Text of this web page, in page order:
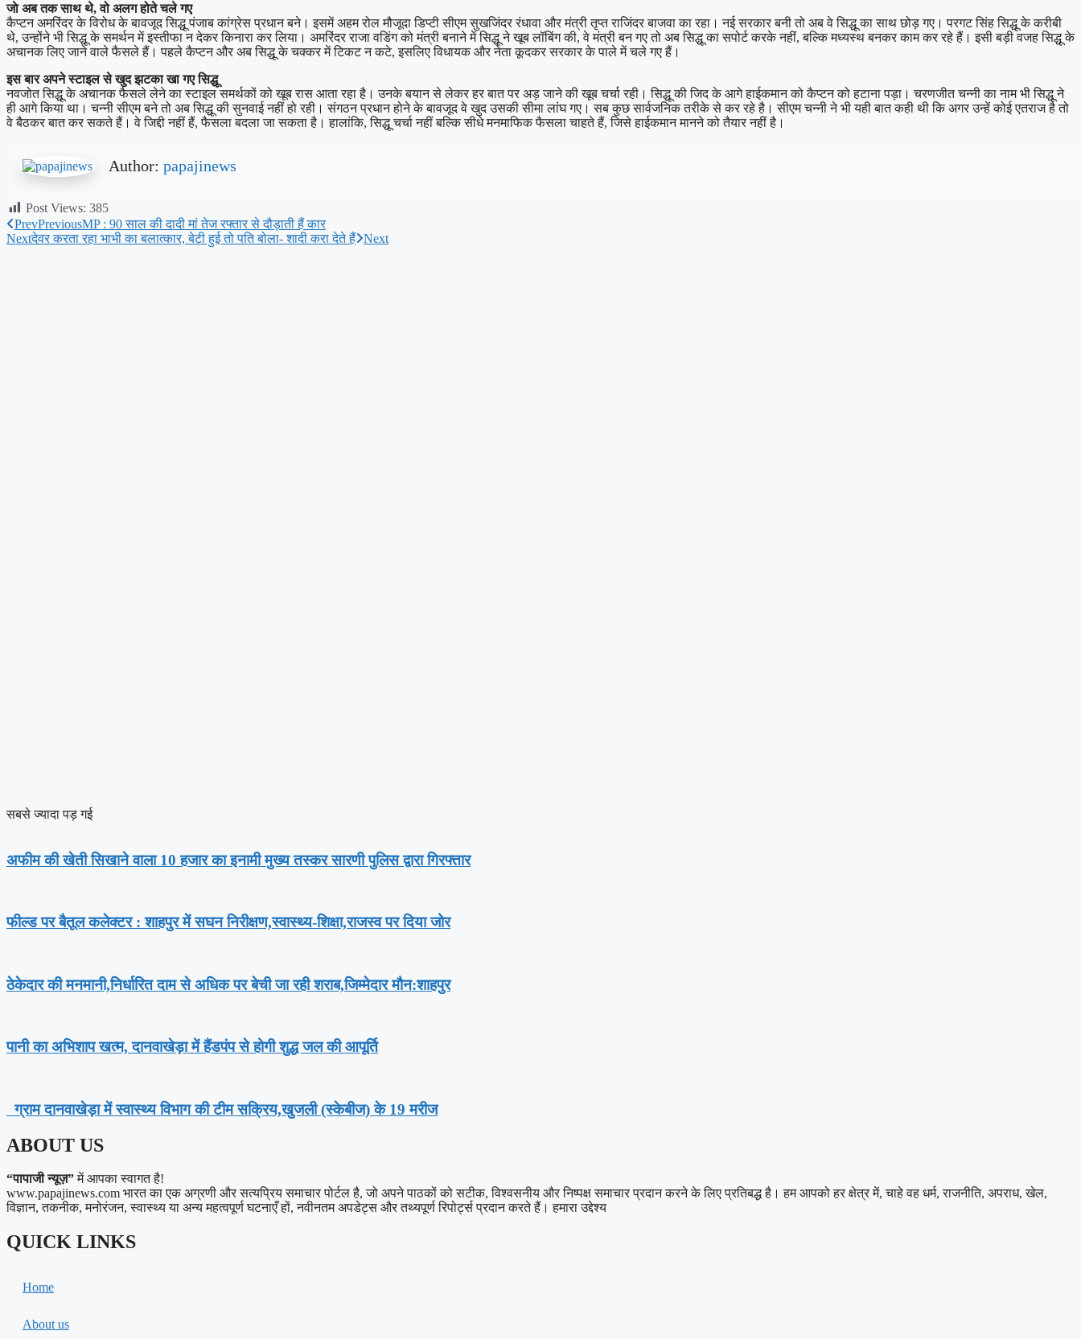
जाे अब तक साथ थे, वो अलग होते चले गए
कैप्टन अमरिंदर के विरोध के बावजूद सिद्धू पंजाब कांग्रेस प्रधान बने। इसमें अहम रोल मौजूदा डिप्टी सीएम सुखजिंदर रंधावा और मंत्री तृप्त राजिंदर बाजवा का रहा। नई सरकार बनी तो अब वे सिद्धू का साथ छोड़ गए। परगट सिंह सिद्धू के करीबी
थे, उन्होंने भी सिद्धू के समर्थन में इस्तीफा न देकर किनारा कर लिया। अमरिंदर राजा वडिंग को मंत्री बनाने में सिद्धू ने खूब लॉबिंग की, वे मंत्री बन गए तो अब सिद्धू का सपोर्ट करके नहीं, बल्कि मध्यस्थ बनकर काम कर रहे हैं। इसी बड़ी वजह सिद्धू के
अचानक लिए जाने वाले फैसले हैं। पहले कैप्टन और अब सिद्धू के चक्कर में टिकट न कटे, इसलिए विधायक और नेता कूदकर सरकार के पाले में चले गए हैं।
इस बार अपने स्टाइल से खुद झटका खा गए सिद्धू
नवजोत सिद्धू के अचानक फैसले लेने का स्टाइल समर्थकों को खूब रास आता रहा है। उनके बयान से लेकर हर बात पर अड़ जाने की खूब चर्चा रही। सिद्धू की जिद के आगे हाईकमान को कैप्टन को हटाना पड़ा। चरणजीत चन्नी का नाम भी सिद्धू ने
ही आगे किया था। चन्नी सीएम बने तो अब सिद्धू की सुनवाई नहीं हो रही। संगठन प्रधान होने के बावजूद वे खुद उसकी सीमा लांघ गए। सब कुछ सार्वजनिक तरीके से कर रहे है। सीएम चन्नी ने भी यही बात कही थी कि अगर उन्हें कोई एतराज है तो
वे बैठकर बात कर सकते हैं। वे जिद्दी नहीं हैं, फैसला बदला जा सकता है। हालांकि, सिद्धू चर्चा नहीं बल्कि सीधे मनमाफिक फैसला चाहते हैं, जिसे हाईकमान मानने को तैयार नहीं है।
Author: papajinews
Post Views: 385
PrevPreviousMP : 90 साल की दादी मां तेज रफ्तार से दौड़ाती हैं कार
Nextदेवर करता रहा भाभी का बलात्कार, बेटी हुई तो पति बोला- शादी करा देते हैं Next
सबसे ज्यादा पड़ गई
अफीम की खेती सिखाने वाला 10 हजार का इनामी मुख्य तस्कर सारणी पुलिस द्वारा गिरफ्तार
फील्ड पर बैतूल कलेक्टर : शाहपुर में सघन निरीक्षण,स्वास्थ्य-शिक्षा,राजस्व पर दिया जोर
ठेकेदार की मनमानी,निर्धारित दाम से अधिक पर बेची जा रही शराब,जिम्मेदार मौन:शाहपुर
पानी का अभिशाप खत्म, दानवाखेड़ा में हैंडपंप से होगी शुद्ध जल की आपूर्ति
ग्राम दानवाखेड़ा में स्वास्थ्य विभाग की टीम सक्रिय,खुजली (स्केबीज) के 19 मरीज
ABOUT US
“पापाजी न्यूज़”में आपका स्वागत है!
www.papajinews.com भारत का एक अग्रणी और सत्यप्रिय समाचार पोर्टल है, जो अपने पाठकों को सटीक, विश्वसनीय और निष्पक्ष समाचार प्रदान करने के लिए प्रतिबद्ध है। हम आपको हर क्षेत्र में, चाहे वह धर्म, राजनीति, अपराध, खेल,
विज्ञान, तकनीक, मनोरंजन, स्वास्थ्य या अन्य महत्वपूर्ण घटनाएँ हों, नवीनतम अपडेट्स और तथ्यपूर्ण रिपोर्ट्स प्रदान करते हैं। हमारा उद्देश्य
QUICK LINKS
Home
About us